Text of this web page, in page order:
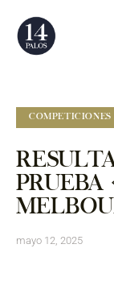
COMPETICIONES
PRUEBA
mayo 12, 2025